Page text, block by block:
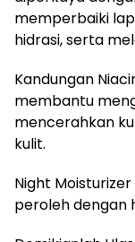
memperbaiki
hidrasi, serta
Kandungan
membantu
mencerahkan
kulit.
Night
peroleh dengan